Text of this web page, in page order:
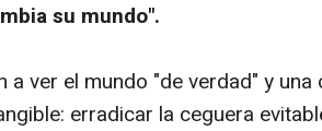
su mundo".
a ver el mundo "de verdad" y
erradicar la ceguera